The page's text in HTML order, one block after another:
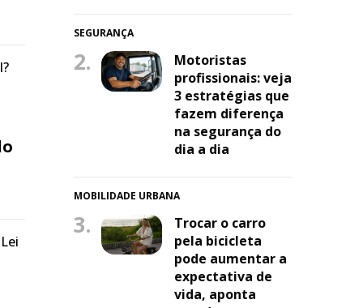
SEGURANÇA
2.
Motoristas
profissionais: veja
3 estratégias que
fazem diferença
na segurança do
dia a dia
MOBILIDADE URBANA
3.
Trocar o carro
pela bicicleta
pode aumentar a
expectativa de
vida, aponta